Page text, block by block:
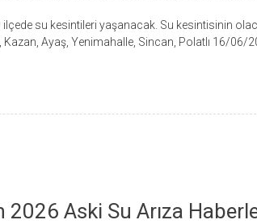
ilçede su kesintileri yaşanacak. Su kesintisinin
Kazan, Ayaş, Yenimahalle, Sincan, Polatlı 16/06/
2026 Aski Su Arıza